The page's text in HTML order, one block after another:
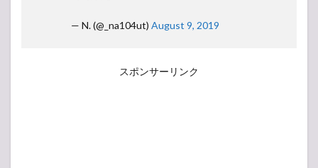
— N. (@_na104ut) August 9, 2019
スポンサーリンク